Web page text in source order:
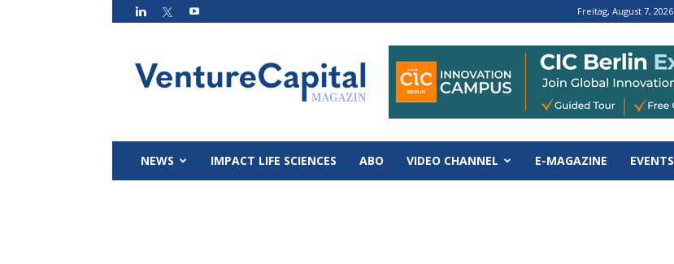
Freitag, August 7, 2026
Magazin
NEWS IMPACT LIFE SCIENCES ABO VIDEO CHANNEL E-MAGAZINE EVENTS